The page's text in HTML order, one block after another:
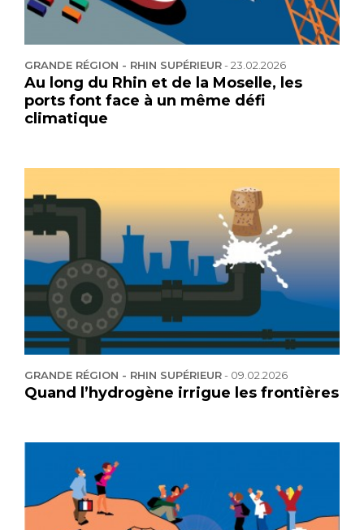
GRANDE RÉGION - RHIN SUPÉRIEUR-23.02.2026
Au long du Rhin et de la Moselle, les
ports font face à un même défi
climatique
GRANDE RÉGION - RHIN SUPÉRIEUR- 09.02.2026
Quand l’hydrogène irrigue les frontières